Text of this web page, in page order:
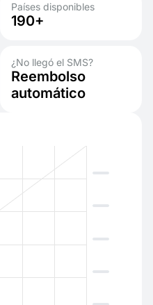
Países disponibles
190+
¿No llegó el SMS?
Reembolso
automático